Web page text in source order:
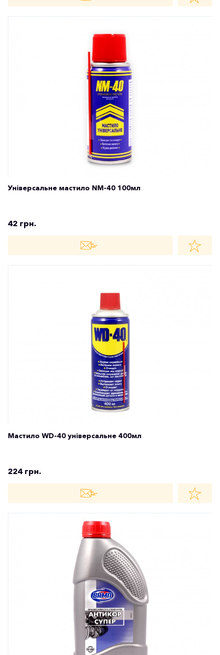
Універсальне мастило NM-40 100мл
42 грн.
Мастило WD-40 універсальне 400мл
224 грн.